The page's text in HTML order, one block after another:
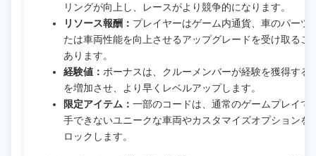
リングが向上し、レースがより競争的になります。
リソース報酬： プレイヤーはゲーム内通貨、車のパーツ
たは車両性能を向上させるアップグレードを受け取るこ
あります。
経験値： ボーナスは、クルーメンバーが経験を獲得する
を増加させ、より早くレベルアップします。
限定アイテム： 一部のコードは、通常のゲームプレイで
手できないユニークな車両やカスタマイズオプションを
ロックします。